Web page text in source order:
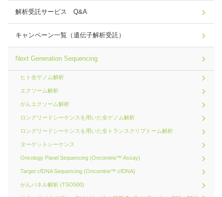
解析受託サービス Q&A
キャンペーン一覧（遺伝子解析受託）
Next Generation Sequencing
ヒト全ゲノム解析
エクソーム解析
がんエクソーム解析
ロングリードシーケンスを用いた全ゲノム解析
ロングリードシーケンスを用いた全トランスクリプトーム解析
ターゲットシーケンス
Oncology Panel Sequencing (Oncomine™ Assay)
Target cfDNA Sequencing (Oncomine™ cfDNA)
がんパネル解析 (TSO500)